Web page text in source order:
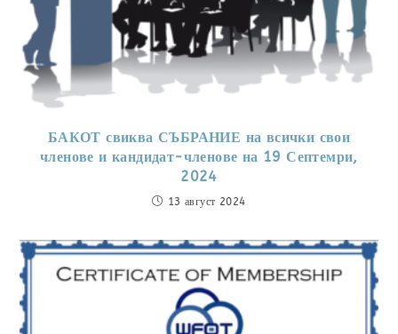
БАКОТ свиква СЪБРАНИЕ на всички свои
членове и кандидат-членове на 19 Септемри,
2024
13 август 2024